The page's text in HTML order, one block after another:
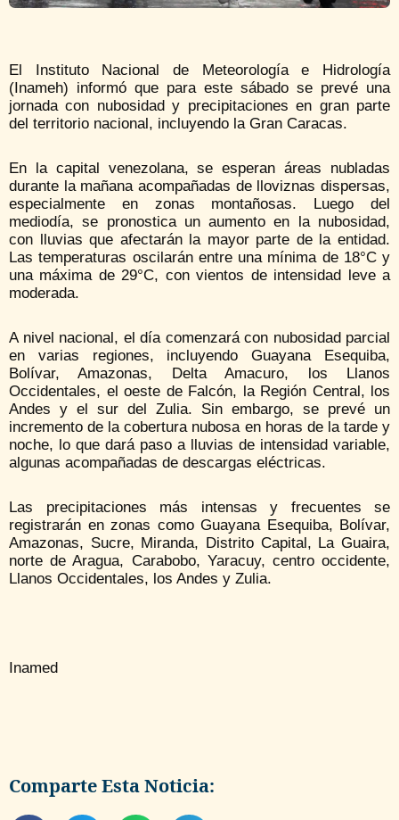
El Instituto Nacional de Meteorología e Hidrología
(Inameh) informó que para este sábado se prevé una
jornada con nubosidad y precipitaciones en gran parte
del territorio nacional, incluyendo la Gran Caracas.
En la capital venezolana, se esperan áreas nubladas
durante la mañana acompañadas de lloviznas dispersas,
especialmente en zonas montañosas. Luego del
mediodía, se pronostica un aumento en la nubosidad,
con lluvias que afectarán la mayor parte de la entidad.
Las temperaturas oscilarán entre una mínima de 18°C y
una máxima de 29°C, con vientos de intensidad leve a
moderada.
A nivel nacional, el día comenzará con nubosidad parcial
en varias regiones, incluyendo Guayana Esequiba,
Bolívar, Amazonas, Delta Amacuro, los Llanos
Occidentales, el oeste de Falcón, la Región Central, los
Andes y el sur del Zulia. Sin embargo, se prevé un
incremento de la cobertura nubosa en horas de la tarde y
noche, lo que dará paso a lluvias de intensidad variable,
algunas acompañadas de descargas eléctricas.
Las precipitaciones más intensas y frecuentes se
registrarán en zonas como Guayana Esequiba, Bolívar,
Amazonas, Sucre, Miranda, Distrito Capital, La Guaira,
norte de Aragua, Carabobo, Yaracuy, centro occidente,
Llanos Occidentales, los Andes y Zulia.
Inamed
Comparte Esta Noticia: